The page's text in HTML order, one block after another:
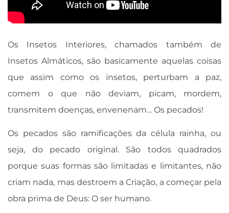
Os Insetos Interiores, chamados também de
Insetos Almáticos, são basicamente aquelas coisas
que assim como os insetos, perturbam a paz,
comem o que não deviam, picam, mordem,
transmitem doenças, envenenam… Os pecados!
Os pecados são ramificações da célula rainha, ou
seja, do pecado original. São todos quadrados
porque suas formas são limitadas e limitantes, não
criam nada, mas destroem a Criação, a começar pela
obra prima de Deus: O ser humano.